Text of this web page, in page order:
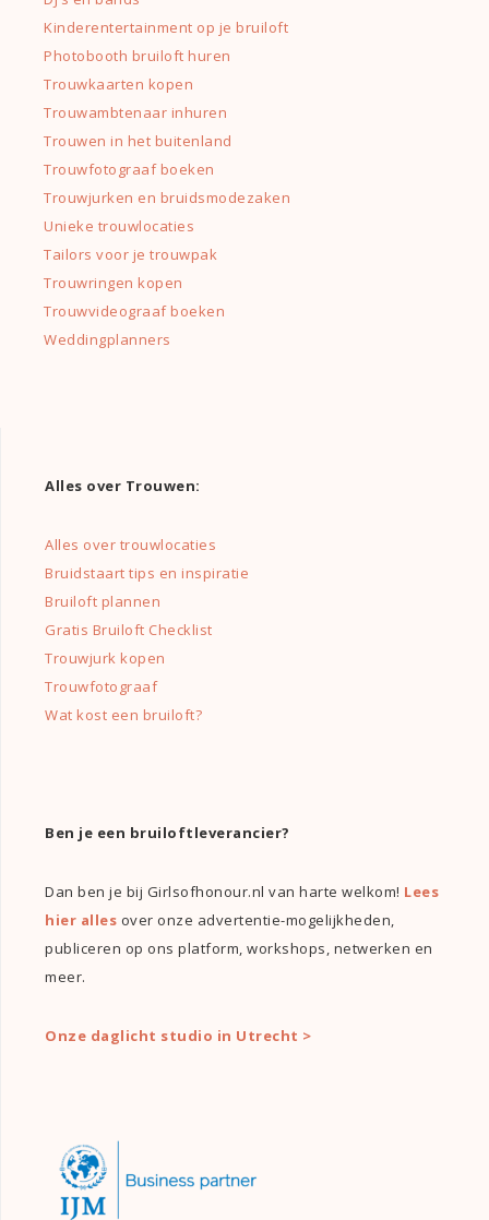
Kinderentertainment op je bruiloft
Photobooth bruiloft huren
Trouwkaarten kopen
Trouwambtenaar inhuren
Trouwen in het buitenland
Trouwfotograaf boeken
Trouwjurken en bruidsmodezaken
Unieke trouwlocaties
Tailors voor je trouwpak
Trouwringen kopen
Trouwvideograaf boeken
Weddingplanners
Alles over Trouwen:
Alles over trouwlocaties
Bruidstaart tips en inspiratie
Bruiloft plannen
Gratis Bruiloft Checklist
Trouwjurk kopen
Trouwfotograaf
Wat kost een bruiloft?
Ben je een bruiloftleverancier?
Dan ben je bij Girlsofhonour.nl van harte welkom! Lees
hier alles over onze advertentie-mogelijkheden,
publiceren op ons platform, workshops, netwerken en
meer.
Onze daglicht studio in Utrecht >